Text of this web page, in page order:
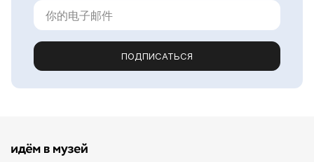
ПОДПИСАТЬСЯ